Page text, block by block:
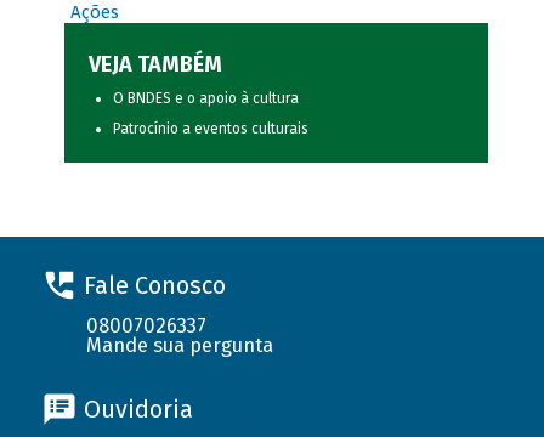
Ações
VEJA TAMBÉM
O BNDES e o apoio à cultura
Patrocínio a eventos culturais
Fale Conosco
08007026337
Mande sua pergunta
Ouvidoria